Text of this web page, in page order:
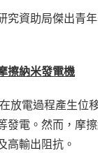
究資助局傑出青
擦納米發電機
放電過程產生位
發電。然而，摩
高輸出阻抗。